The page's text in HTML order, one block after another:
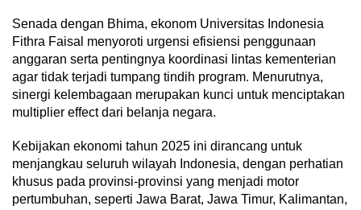
Senada dengan Bhima, ekonom Universitas Indonesia
Fithra Faisal menyoroti urgensi efisiensi penggunaan
anggaran serta pentingnya koordinasi lintas kementerian
agar tidak terjadi tumpang tindih program. Menurutnya,
sinergi kelembagaan merupakan kunci untuk menciptakan
multiplier effect dari belanja negara.
Kebijakan ekonomi tahun 2025 ini dirancang untuk
menjangkau seluruh wilayah Indonesia, dengan perhatian
khusus pada provinsi-provinsi yang menjadi motor
pertumbuhan, seperti Jawa Barat, Jawa Timur, Kalimantan,